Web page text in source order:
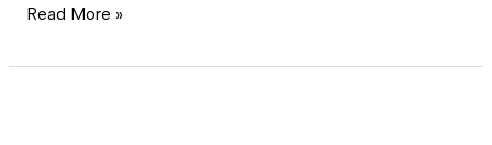
Read More »